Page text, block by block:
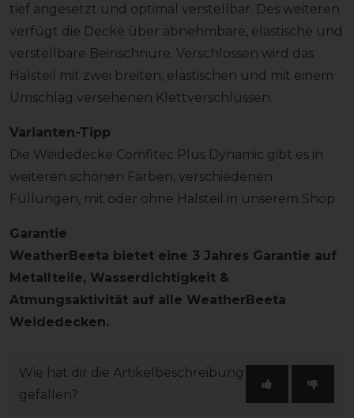
tief angesetzt und optimal verstellbar. Des weiteren
verfügt die Decke über abnehmbare, elastische und
verstellbare Beinschnüre. Verschlossen wird das
Halsteil mit zwei breiten, elastischen und mit einem
Umschlag versehenen Klettverschlüssen.
Varianten-Tipp
Die Weidedecke Comfitec Plus Dynamic gibt es in
weiteren schönen Farben, verschiedenen
Füllungen, mit oder ohne Halsteil in unserem Shop.
Garantie
WeatherBeeta bietet eine 3 Jahres Garantie auf
Metallteile, Wasserdichtigkeit &
Atmungsaktivität auf alle WeatherBeeta
Weidedecken.
Wie hat dir die Artikelbeschreibung
gefallen?